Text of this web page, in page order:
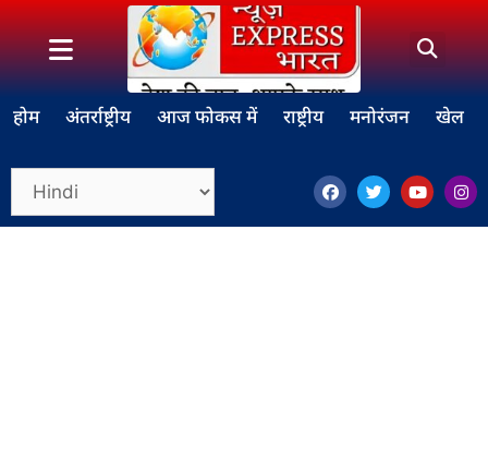
होम अंतर्राष्ट्रीय आज फोकस में राष्ट्रीय मनोरंजन खेल